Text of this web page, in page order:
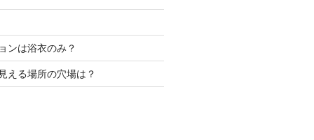
ンは浴衣のみ？
える場所の穴場は？